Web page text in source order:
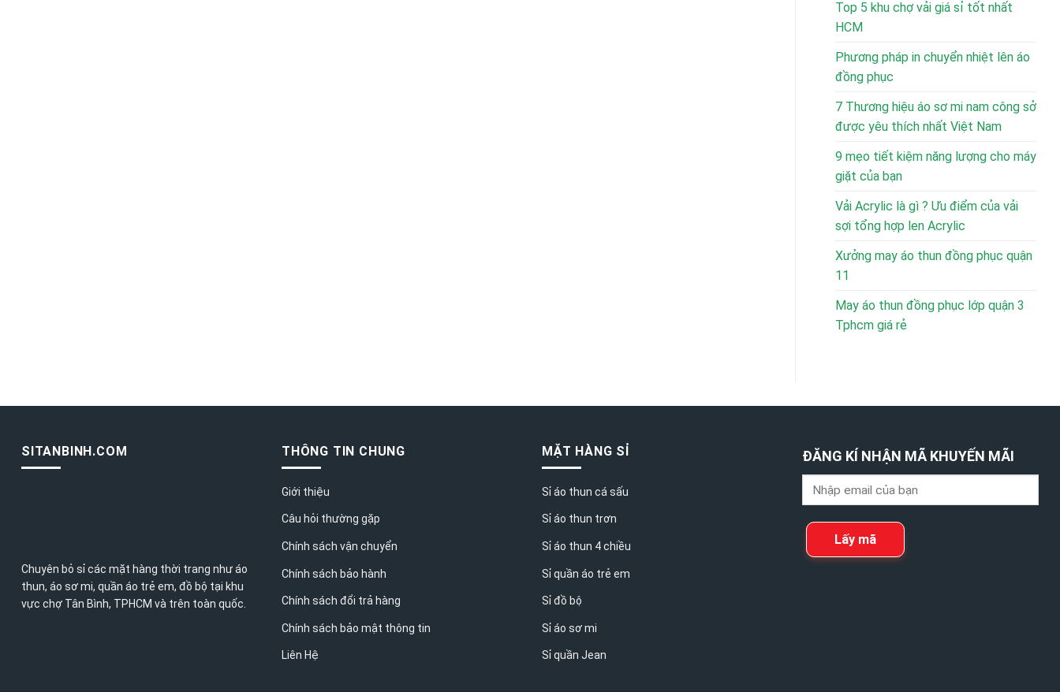
Top 5 khu chợ vải giá sỉ tốt nhất
HCM
Phương pháp in chuyển nhiệt lên áo
đồng phục
7 Thương hiệu áo sơ mi nam công sở
được yêu thích nhất Việt Nam
9 mẹo tiết kiệm năng lượng cho máy
giặt của bạn
Vải Acrylic là gì ? Ưu điểm của vải
sợi tổng hợp len Acrylic
Xưởng may áo thun đồng phục quận
11
May áo thun đồng phục lớp quận 3
Tphcm giá rẻ
SITANBINH.COM
Chuyên bỏ sỉ các mặt hàng thời trang như áo
thun, áo sơ mi, quần áo trẻ em, đồ bộ tại khu
vực chợ Tân Bình, TPHCM và trên toàn quốc.
THÔNG TIN CHUNG
Giới thiệu
Câu hỏi thường gặp
Chính sách vận chuyển
Chính sách bảo hành
Chính sách đổi trả hàng
Chính sách bảo mật thông tin
Liên Hệ
MẶT HÀNG SỈ
Sỉ áo thun cá sấu
Sỉ áo thun trơn
Sỉ áo thun 4 chiều
Sỉ quần áo trẻ em
Sỉ đồ bộ
Sỉ áo sơ mi
Sỉ quần Jean
ĐĂNG KÍ NHẬN MÃ KHUYẾN MÃI
Lấy mã